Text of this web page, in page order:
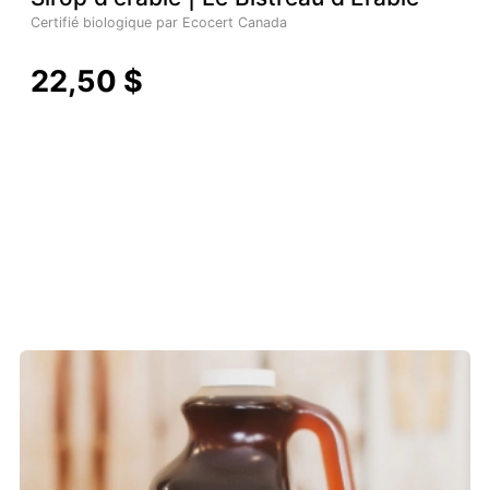
Certifié biologique par Ecocert Canada
22,50 $